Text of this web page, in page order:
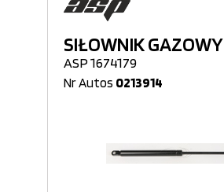
SIŁOWNIK GAZOWY
ASP 1674179
Nr Autos 0213914